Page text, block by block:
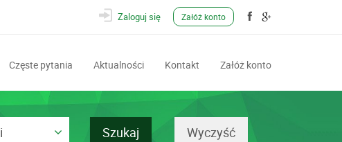
Zaloguj się Załóż konto
Częste pytania Aktualności Kontakt Załóż konto